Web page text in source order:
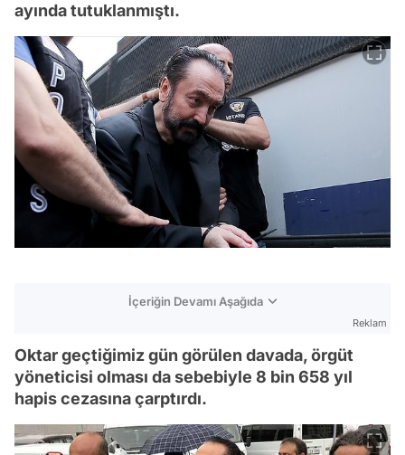
ayında tutuklanmıştı.
İçeriğin Devamı Aşağıda
Reklam
Oktar geçtiğimiz gün görülen davada, örgüt
yöneticisi olması da sebebiyle 8 bin 658 yıl
hapis cezasına çarptırdı.